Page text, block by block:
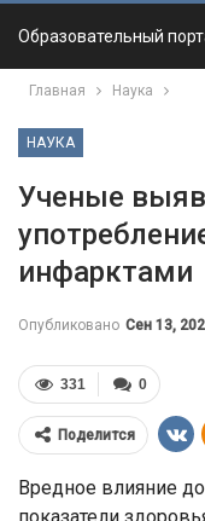
Образовательный
Главная Наука
НАУКА
Ученые
инфарктами
Опубликовано Сен 13,
0
331
Поделится
Вредное влияние